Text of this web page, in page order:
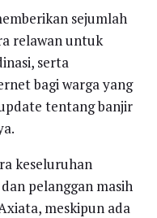
sejumlah
relawan untuk
serta
bagi warga yang
tentang banjir
keseluruhan
pelanggan masih
meskipun ada